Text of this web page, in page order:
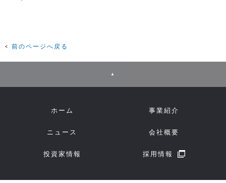
前のページへ戻る
▲
ホーム 事業紹介
ニュース 会社概要
投資家情報 採用情報